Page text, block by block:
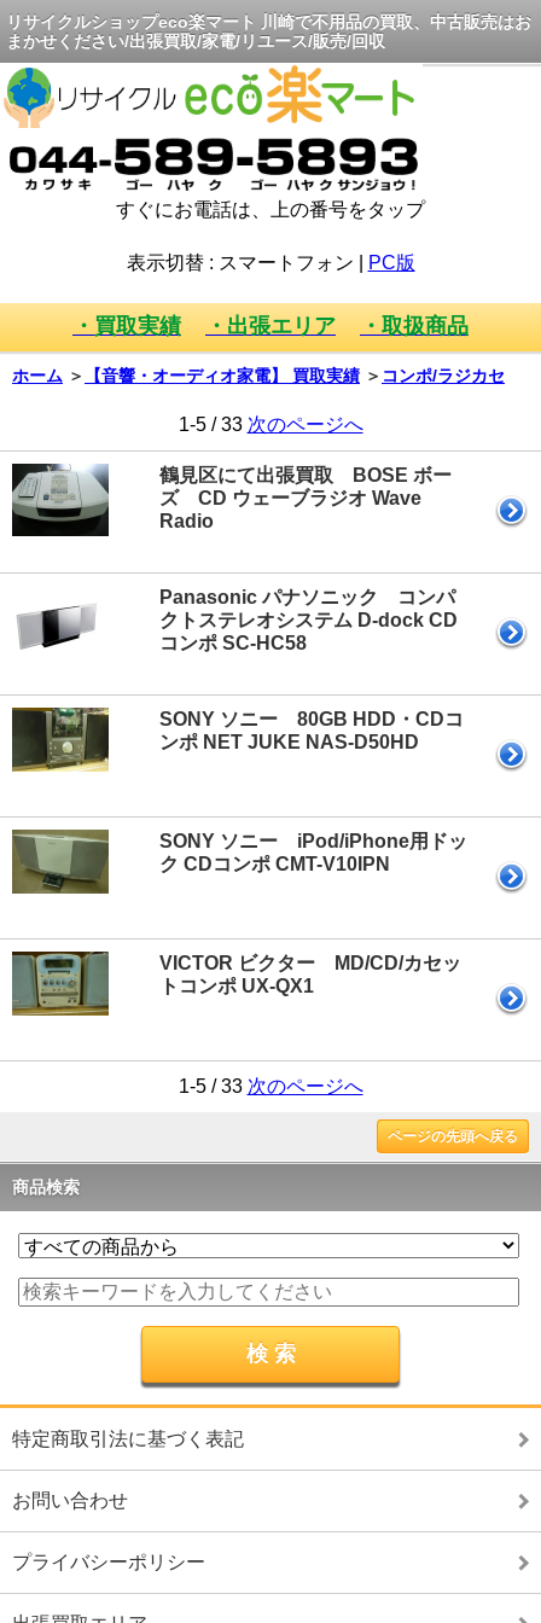
リサイクルショップeco楽マート 川崎で不用品の買取、中古販売はお
まかせください/出張買取/家電/リユース/販売/回収
すぐにお電話は、上の番号をタップ
表示切替 : スマートフォン PC版
・買取実績 ・出張エリア ・取扱商品
ホーム ＞ 【音響・オーディオ家電】 買取実績 ＞ コンポ/ラジカセ
1-5 / 33 次のページへ
鶴見区にて出張買取 BOSE ボー
ズ CD ウェーブラジオ Wave
Radio
Panasonic パナソニック コンパ
クトステレオシステム D-dock CD
コンポ SC-HC58
SONY ソニー 80GB HDD・CDコ
ンポ NET JUKE NAS-D50HD
SONY ソニー iPod/iPhone用ドッ
ク CDコンポ CMT-V10IPN
VICTOR ビクター MD/CD/カセッ
トコンポ UX-QX1
1-5 / 33 次のページへ
ページの先頭へ戻る
商品検索
特定商取引法に基づく表記
お問い合わせ
プライバシーポリシー